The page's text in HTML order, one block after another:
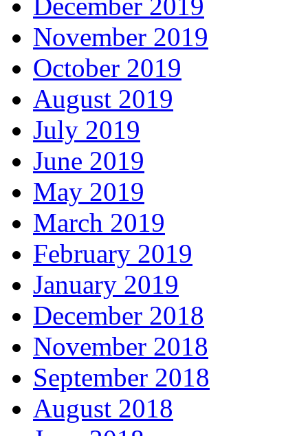
December 2019
November 2019
October 2019
August 2019
July 2019
June 2019
May 2019
March 2019
February 2019
January 2019
December 2018
November 2018
September 2018
August 2018